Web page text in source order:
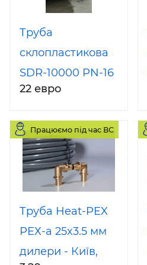
Труба
склопластикова
SDR-10000 PN-16
DN-800 з муфтою
22 евро
Працюємо під час ВС
Труба Heat-PEX
РЕХ-а 25x3.5 мм
дилери - Київ,